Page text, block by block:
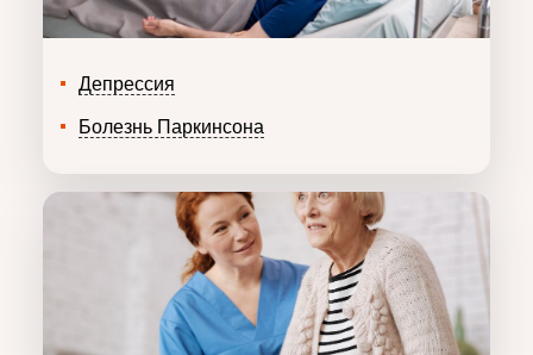
Депрессия
Болезнь Паркинсона